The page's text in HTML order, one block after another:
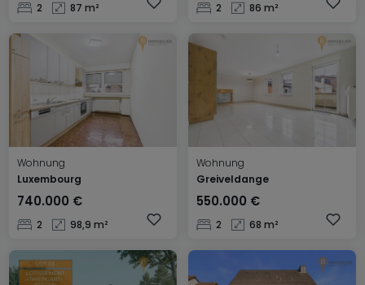
2 87 m² 2 86 m²
Wohnung
Luxembourg
740.000 €
2 98,9 m²
Wohnung
Greiveldange
550.000 €
2 68 m²